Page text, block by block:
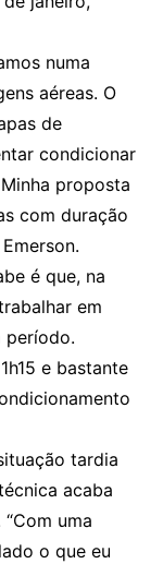
a
s
sr
o
m
numa
aéreas. O
de
condicionar
proposta
com duração
é que, na
em
período.
e bastante
tardia
acaba
uma
o que eu